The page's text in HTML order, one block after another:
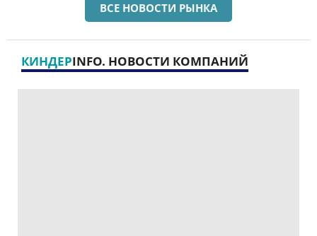
ВСЕ НОВОСТИ РЫНКА
КИНДЕРINFO. НОВОСТИ КОМПАНИЙ